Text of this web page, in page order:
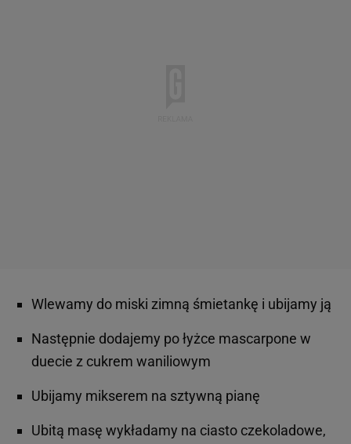
Wlewamy do miski zimną śmietankę i ubijamy ją
Następnie dodajemy po łyżce mascarpone w
duecie z cukrem waniliowym
Ubijamy mikserem na sztywną pianę
Ubitą masę wykładamy na ciasto czekoladowe,